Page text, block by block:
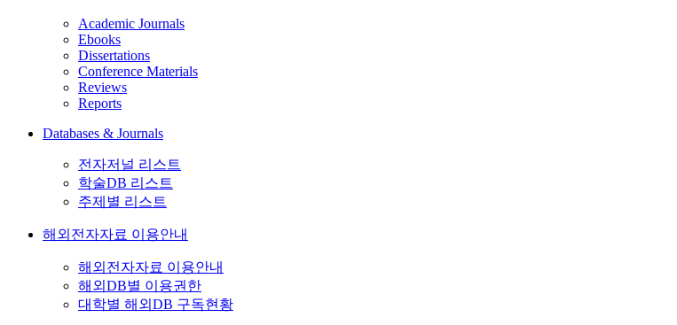
Academic Journals
Ebooks
Dissertations
Conference Materials
Reviews
Reports
Databases & Journals
전자저널 리스트
학술DB 리스트
주제별 리스트
해외전자자료 이용안내
해외전자자료 이용안내
해외DB별 이용권한
대학별 해외DB 구독현황